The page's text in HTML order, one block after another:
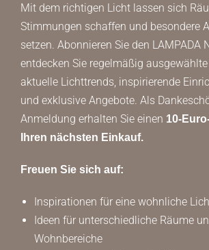
Mit dem richtigen Licht lassen sich
Stimmungen schaffen und besondere
setzen. Abonnieren Sie den LAMPADA
entdecken Sie regelmäßig ausgewählte
aktuelle Lichttrends, inspirierende
und exklusive Angebote. Als
Anmeldung erhalten Sie einen 10-
Ihren nächsten Einkauf.
Freuen Sie sich auf:
Inspirationen für eine wohnliche
Ideen für unterschiedliche Räume
Wohnbereiche